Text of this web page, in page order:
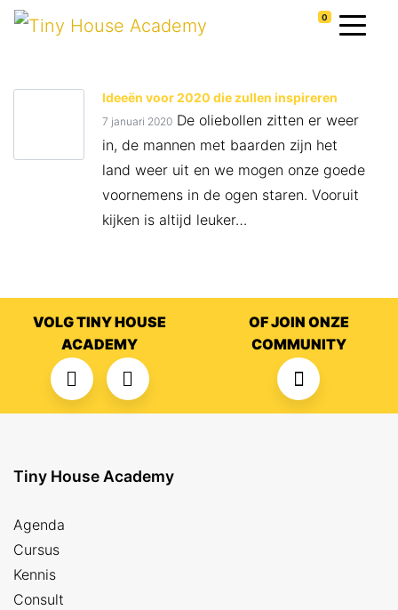
0
Ideeën voor 2020 die zullen inspireren
7 januari 2020 De oliebollen zitten er weer
in, de mannen met baarden zijn het
land weer uit en we mogen onze goede
voornemens in de ogen staren. Vooruit
kijken is altijd leuker…
VOLG TINY HOUSE
ACADEMY
OF JOIN ONZE
COMMUNITY
Tiny House Academy
Agenda
Cursus
Kennis
Consult